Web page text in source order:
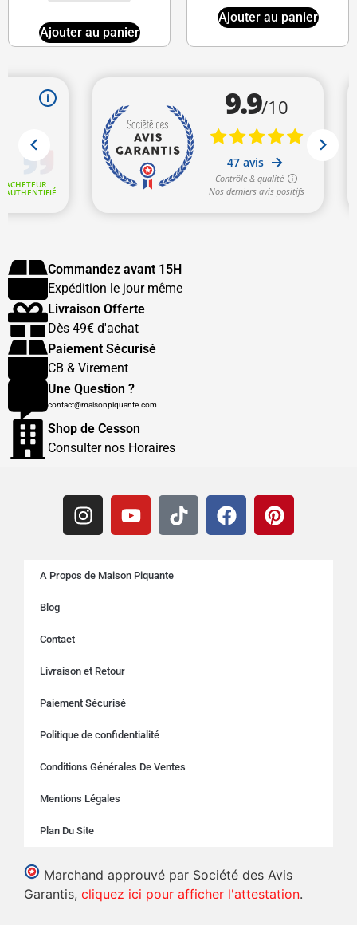
Ajouter au panier
Ajouter au panier
Commandez avant 15H
Expédition le jour même
Livraison Offerte
Dès 49€ d'achat
Paiement Sécurisé
CB & Virement
Une Question ?
contact@maisonpiquante.com
Shop de Cesson
Consulter nos Horaires
A Propos de Maison Piquante
Blog
Contact
Livraison et Retour
Paiement Sécurisé
Politique de confidentialité
Conditions Générales De Ventes
Mentions Légales
Plan Du Site
Marchand approuvé par Société des Avis
Garantis, cliquez ici pour afficher l'attestation.